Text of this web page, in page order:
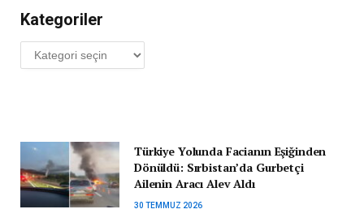
Kategoriler
Kategoriler
Türkiye Yolunda Facianın Eşiğinden
Dönüldü: Sırbistan’da Gurbetçi
Ailenin Aracı Alev Aldı
30 TEMMUZ 2026